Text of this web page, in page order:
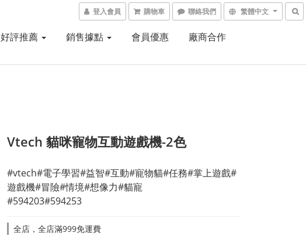
登入會員 購物車 聯絡我們 繁體中文
好評推薦 銷售據點 會員優惠 廠商合作
Vtech 貓咪寵物互動遊戲機-2色
#vtech#電子學習#益智#互動#寵物貓#任務#掌上遊戲#
遊戲機#冒險#情境#想像力#貓寵
#594203#594253
全店，全店滿999免運費